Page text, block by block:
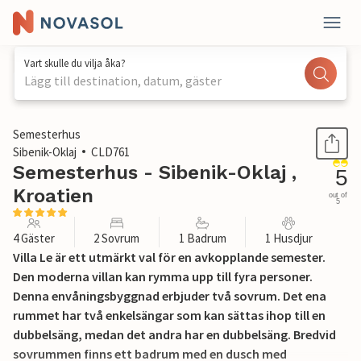
Vart skulle du vilja åka?
Lägg till destination, datum, gäster
1 / 61
Semesterhus
Sibenik-Oklaj
CLD761
Semesterhus - Sibenik-Oklaj ,
Kroatien
5
out of
5
4 Gäster 2 Sovrum 1 Badrum 1 Husdjur
Villa Le är ett utmärkt val för en avkopplande semester.
Den moderna villan kan rymma upp till fyra personer.
Denna envåningsbyggnad erbjuder två sovrum. Det ena
rummet har två enkelsängar som kan sättas ihop till en
dubbelsäng, medan det andra har en dubbelsäng. Bredvid
sovrummen finns ett badrum med en dusch med